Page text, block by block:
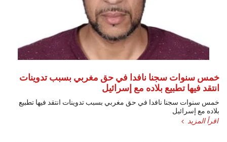
خمس سنوات سجنا نافدا في حق مغربي بسبب تدوينات
انتقد فيها تطبيع بلاده مع إسرائيل
خمس سنوات سجنا نافدا في حق مغربي بسبب تدوينات انتقد فيها تطبيع
بلاده مع إسرائيل
اقرأ المزيد